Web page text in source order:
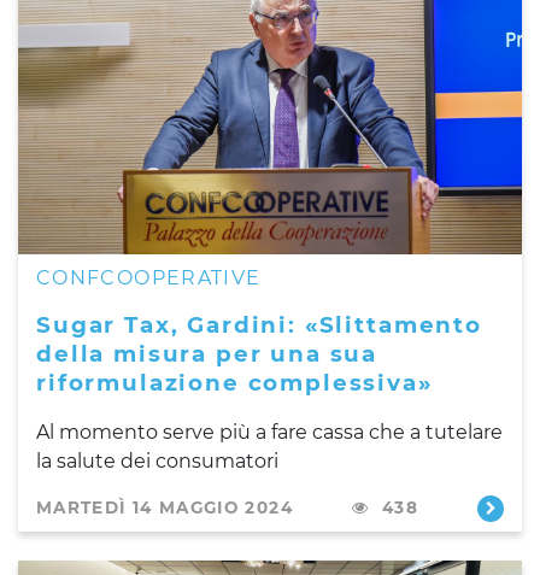
CONFCOOPERATIVE
Sugar Tax, Gardini: «Slittamento
della misura per una sua
riformulazione complessiva»
Al momento serve più a fare cassa che a tutelare
la salute dei consumatori
MARTEDÌ 14 MAGGIO 2024 438